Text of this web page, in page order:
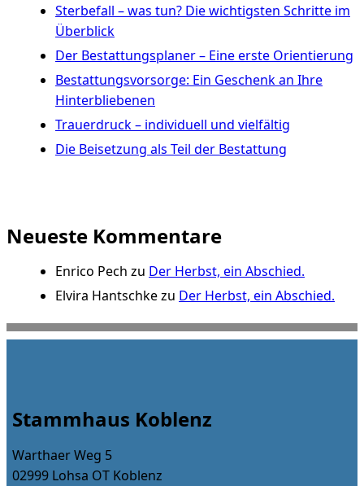
Sterbefall – was tun? Die wichtigsten Schritte im
Überblick
Der Bestattungsplaner – Eine erste Orientierung
Bestattungsvorsorge: Ein Geschenk an Ihre
Hinterbliebenen
Trauerdruck – individuell und vielfältig
Die Beisetzung als Teil der Bestattung
Neueste Kommentare
Enrico Pech zu Der Herbst, ein Abschied.
Elvira Hantschkezu Der Herbst, ein Abschied.
Stammhaus Koblenz
Warthaer Weg 5
02999 Lohsa OT Koblenz